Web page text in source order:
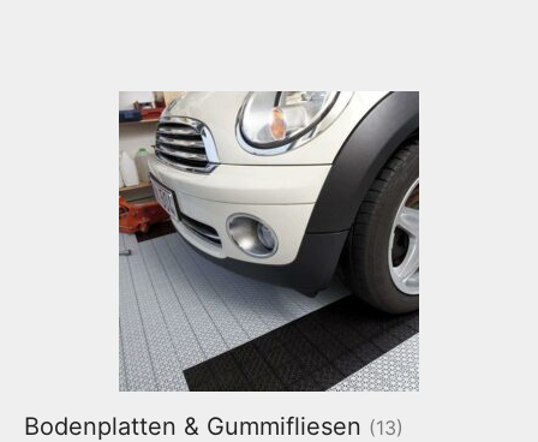
Bodenplatten & Gummifliesen (13)